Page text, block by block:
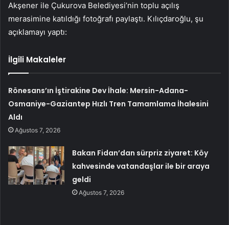
Akşener ile Çukurova Belediyesi’nin toplu açılış
merasimine katıldığı fotoğrafı paylaştı. Kılıçdaroğlu, şu
açıklamayı yaptı:
İlgili Makaleler
Rönesans’ın İştirakine Dev İhale: Mersin-Adana-
Osmaniye-Gaziantep Hızlı Tren Tamamlama İhalesini
Aldı
Ağustos 7, 2026
Bakan Fidan’dan sürpriz ziyaret: Köy
kahvesinde vatandaşlar ile bir araya
geldi
Ağustos 7, 2026